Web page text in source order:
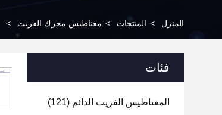
المنزل > المنتجات > مغناطيس محرك الفريت >
فئات
المغناطيس الفريت الدائم (121)